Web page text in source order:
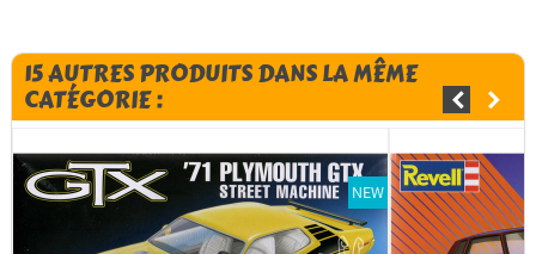
15 AUTRES PRODUITS DANS LA MÊME
CATÉGORIE :
NEW